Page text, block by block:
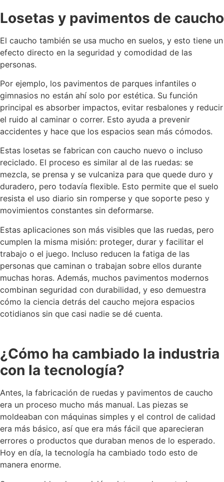
Losetas y pavimentos de caucho
El caucho también se usa mucho en suelos, y esto tiene un
efecto directo en la seguridad y comodidad de las
personas.
Por ejemplo, los pavimentos de parques infantiles o
gimnasios no están ahí solo por estética. Su función
principal es absorber impactos, evitar resbalones y reducir
el ruido al caminar o correr. Esto ayuda a prevenir
accidentes y hace que los espacios sean más cómodos.
Estas losetas se fabrican con caucho nuevo o incluso
reciclado. El proceso es similar al de las ruedas: se
mezcla, se prensa y se vulcaniza para que quede duro y
duradero, pero todavía flexible. Esto permite que el suelo
resista el uso diario sin romperse y que soporte peso y
movimientos constantes sin deformarse.
Estas aplicaciones son más visibles que las ruedas, pero
cumplen la misma misión: proteger, durar y facilitar el
trabajo o el juego. Incluso reducen la fatiga de las
personas que caminan o trabajan sobre ellos durante
muchas horas. Además, muchos pavimentos modernos
combinan seguridad con durabilidad, y eso demuestra
cómo la ciencia detrás del caucho mejora espacios
cotidianos sin que casi nadie se dé cuenta.
¿Cómo ha cambiado la industria
con la tecnología?
Antes, la fabricación de ruedas y pavimentos de caucho
era un proceso mucho más manual. Las piezas se
moldeaban con máquinas simples y el control de calidad
era más básico, así que era más fácil que aparecieran
errores o productos que duraban menos de lo esperado.
Hoy en día, la tecnología ha cambiado todo esto de
manera enorme.